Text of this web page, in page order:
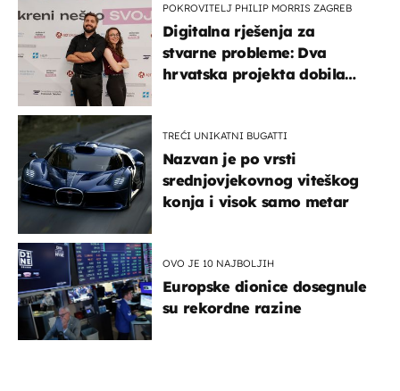
POKROVITELJ PHILIP MORRIS ZAGREB
Digitalna rješenja za
stvarne probleme: Dva
hrvatska projekta dobila
TREĆI UNIKATNI BUGATTI
Nazvan je po vrsti
srednjovjekovnog viteškog
konja i visok samo metar
OVO JE 10 NAJBOLJIH
Europske dionice dosegnule
su rekordne razine